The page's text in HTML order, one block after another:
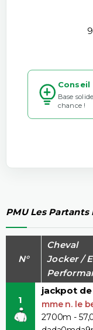
Base
chance !
PMU Les
N°
Cheval
Jocker /
1
jackpot
mme n. le
2700m -